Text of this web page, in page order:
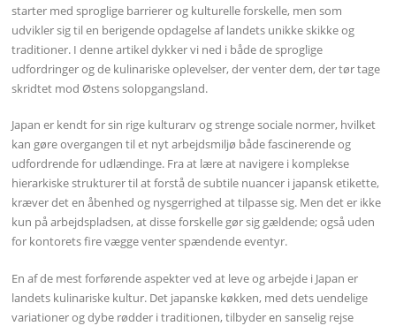
starter med sproglige barrierer og kulturelle forskelle, men som
udvikler sig til en berigende opdagelse af landets unikke skikke og
traditioner. I denne artikel dykker vi ned i både de sproglige
udfordringer og de kulinariske oplevelser, der venter dem, der tør tage
skridtet mod Østens solopgangsland.
Japan er kendt for sin rige kulturarv og strenge sociale normer, hvilket
kan gøre overgangen til et nyt arbejdsmiljø både fascinerende og
udfordrende for udlændinge. Fra at lære at navigere i komplekse
hierarkiske strukturer til at forstå de subtile nuancer i japansk etikette,
kræver det en åbenhed og nysgerrighed at tilpasse sig. Men det er ikke
kun på arbejdspladsen, at disse forskelle gør sig gældende; også uden
for kontorets fire vægge venter spændende eventyr.
En af de mest forførende aspekter ved at leve og arbejde i Japan er
landets kulinariske kultur. Det japanske køkken, med dets uendelige
variationer og dybe rødder i traditionen, tilbyder en sanselig rejse